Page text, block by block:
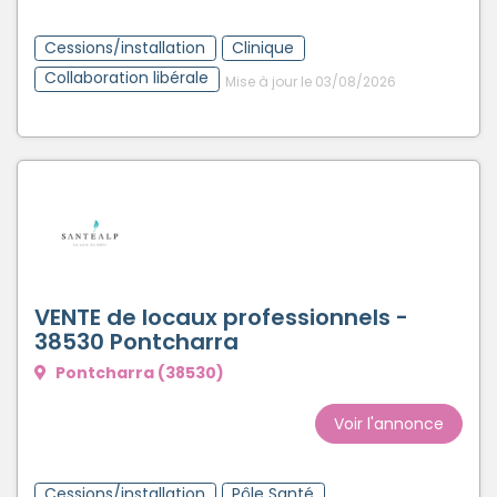
Cessions/installation
Clinique
Collaboration libérale
Mise à jour le 03/08/2026
VENTE de locaux professionnels -
38530 Pontcharra
Pontcharra (38530)
Voir l'annonce